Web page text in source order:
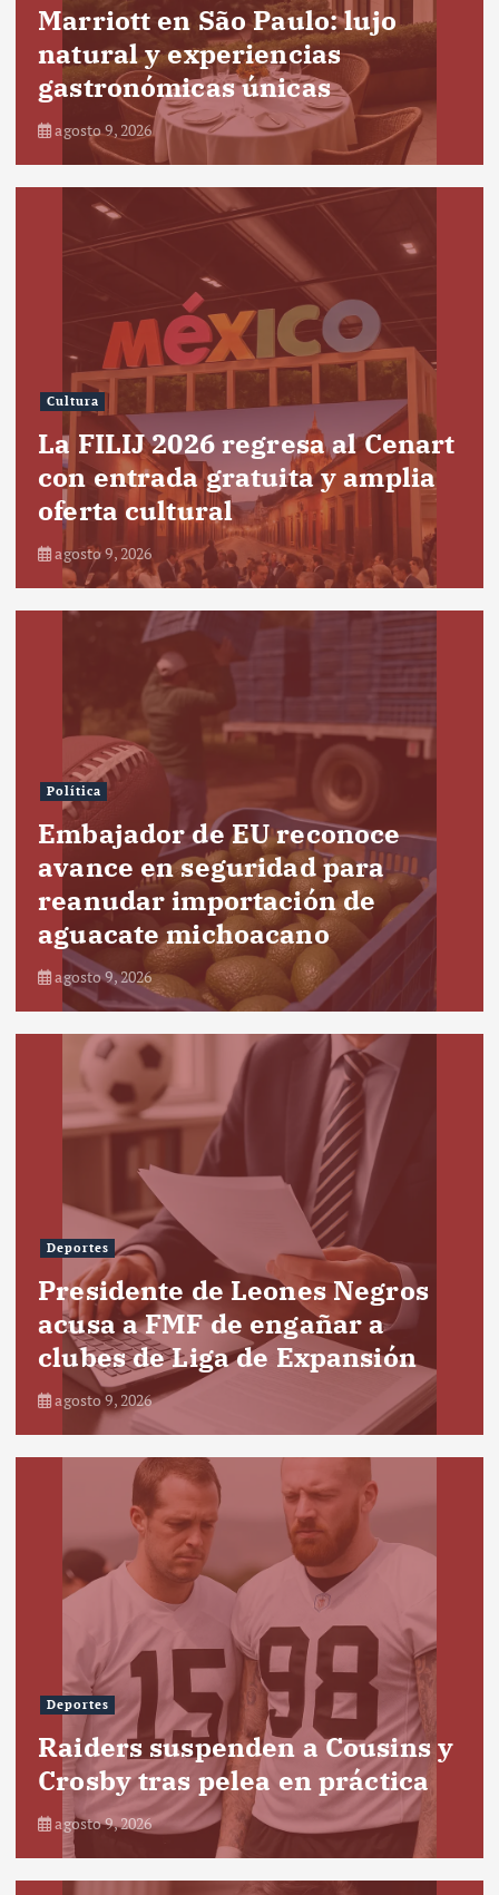
Marriott en São Paulo: lujo
natural y experiencias
gastronómicas únicas
agosto 9, 2026
Cultura
La FILIJ 2026 regresa al Cenart
con entrada gratuita y amplia
oferta cultural
agosto 9, 2026
Política
Embajador de EU reconoce
avance en seguridad para
reanudar importación de
aguacate michoacano
agosto 9, 2026
Deportes
Presidente de Leones Negros
acusa a FMF de engañar a
clubes de Liga de Expansión
agosto 9, 2026
Deportes
Raiders suspenden a Cousins y
Crosby tras pelea en práctica
agosto 9, 2026